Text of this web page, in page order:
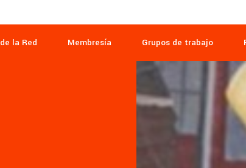
la Red Membresía Grupos de trabajo